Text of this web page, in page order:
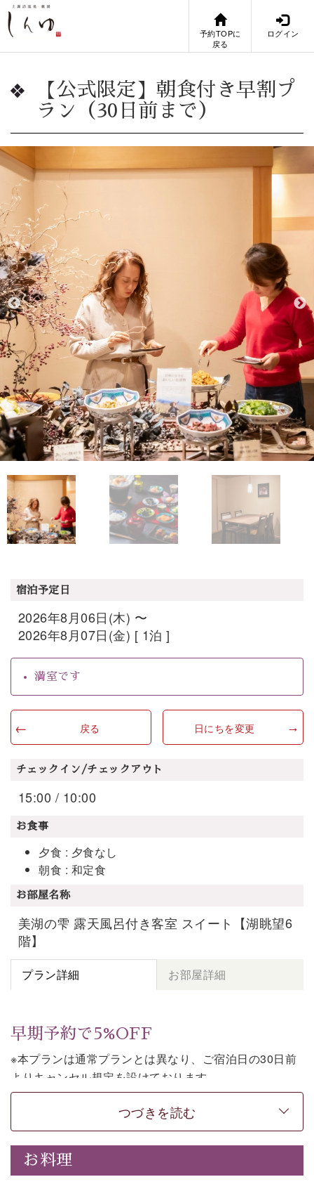
予約TOPに
戻る
ログイン
【公式限定】朝食付き早割プ
ラン（30日前まで）
宿泊予定日
2026年8月06日(木) 〜
2026年8月07日(金) [ 1泊 ]
満室です
戻る 日にちを変更
チェックイン/チェックアウト
15:00 / 10:00
お食事
夕食 : 夕食なし
朝食 : 和定食
お部屋名称
美湖の雫 露天風呂付き客室 スイート【湖眺望6
階】
プラン詳細 お部屋詳細
早期予約で5%OFF
※本プランは通常プランとは異なり、ご宿泊日の30日前
よりキャンセル規定を設けております。
※本プランは朝食付きのプランです。2食付きでご利用ご
【公式限定価格】早割プラン（30日前
まで）」をご利用ください。
上諏訪温泉しんゆでは、30日前までのご予約で、5%割
つづきを読む
お料理